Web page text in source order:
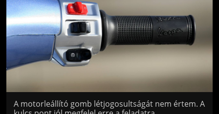
A motorleállító gomb létjogosultságát nem értem. A